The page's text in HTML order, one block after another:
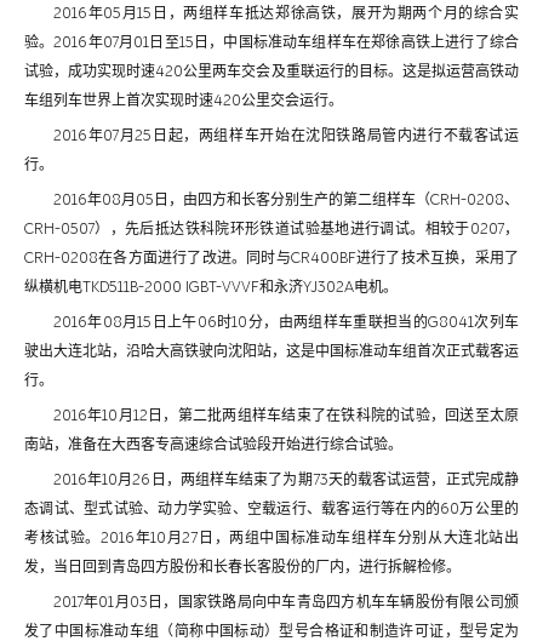
2016年05月15日，两组样车抵达郑徐高铁，展开为期两个月的综合实
验。2016年07月01日至15日，中国标准动车组样车在郑徐高铁上进行了综合
试验，成功实现时速420公里两车交会及重联运行的目标。这是拟运营高铁动
车组列车世界上首次实现时速420公里交会运行。
2016年07月25日起，两组样车开始在沈阳铁路局管内进行不载客试运
行。
2016年08月05日，由四方和长客分别生产的第二组样车（CRH-0208、
CRH-0507），先后抵达铁科院环形铁道试验基地进行调试。相较于0207，
CRH-0208在各方面进行了改进。同时与CR400BF进行了技术互换，采用了
纵横机电TKD511B-2000 IGBT-VVVF和永济YJ302A电机。
2016年08月15日上午06时10分，由两组样车重联担当的G8041次列车
驶出大连北站，沿哈大高铁驶向沈阳站，这是中国标准动车组首次正式载客运
行。
2016年10月12日，第二批两组样车结束了在铁科院的试验，回送至太原
南站，准备在大西客专高速综合试验段开始进行综合试验。
2016年10月26日，两组样车结束了为期73天的载客试运营，正式完成静
态调试、型式试验、动力学实验、空载运行、载客运行等在内的60万公里的
考核试验。2016年10月27日，两组中国标准动车组样车分别从大连北站出
发，当日回到青岛四方股份和长春长客股份的厂内，进行拆解检修。
2017年01月03日，国家铁路局向中车青岛四方机车车辆股份有限公司颁
发了中国标准动车组（简称中国标动）型号合格证和制造许可证，型号定为